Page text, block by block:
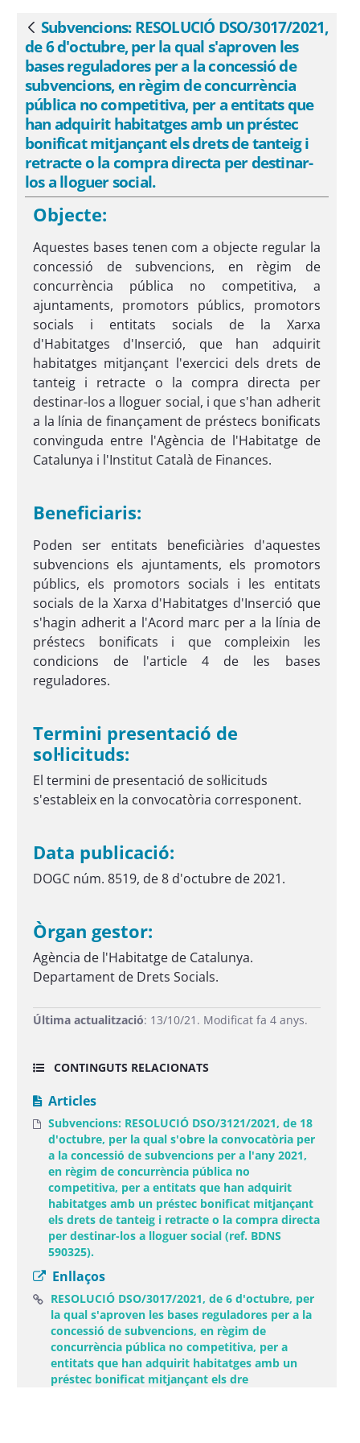
pública no competitiva, per a entitats
que han adquirit habitatges amb un
préstec bonificat mitjançant els drets de
tanteig i retracte o la compra directa
per destinar-los a lloguer social. - eSAM
Vés enrere
Subvencions: RESOLUCIÓ DSO/3017/2021,
de 6 d'octubre, per la qual s'aproven les
bases reguladores per a la concessió de
subvencions, en règim de concurrència
pública no competitiva, per a entitats que
han adquirit habitatges amb un préstec
bonificat mitjançant els drets de tanteig i
retracte o la compra directa per destinar-
los a lloguer social.
Objecte:
Aquestes bases tenen com a objecte regular la
concessió de subvencions, en règim de
concurrència pública no competitiva, a
ajuntaments, promotors públics, promotors
socials i entitats socials de la Xarxa
d'Habitatges d'Inserció, que han adquirit
habitatges mitjançant l'exercici dels drets de
tanteig i retracte o la compra directa per
destinar-los a lloguer social, i que s'han adherit
a la línia de finançament de préstecs bonificats
convinguda entre l'Agència de l'Habitatge de
Catalunya i l'Institut Català de Finances.
Beneficiaris:
Poden ser entitats beneficiàries d'aquestes
subvencions els ajuntaments, els promotors
públics, els promotors socials i les entitats
socials de la Xarxa d'Habitatges d'Inserció que
s'hagin adherit a l'Acord marc per a la línia de
préstecs bonificats i que compleixin les
condicions de l'article 4 de les bases
reguladores.
Termini presentació de
sol·licituds:
El termini de presentació de sol·licituds
s'estableix en la convocatòria corresponent.
Data publicació:
DOGC núm. 8519, de 8 d'octubre de 2021.
Òrgan gestor:
Agència de l'Habitatge de Catalunya.
Departament de Drets Socials.
Última actualització: 13/10/21. Modificat fa 4 anys.
CONTINGUTS RELACIONATS
Articles
Subvencions: RESOLUCIÓ DSO/3121/2021, de 18
d'octubre, per la qual s'obre la convocatòria per
a la concessió de subvencions per a l'any 2021,
en règim de concurrència pública no
competitiva, per a entitats que han adquirit
habitatges amb un préstec bonificat mitjançant
els drets de tanteig i retracte o la compra directa
per destinar-los a lloguer social (ref. BDNS
590325).
Enllaços
RESOLUCIÓ DSO/3017/2021, de 6 d'octubre, per
la qual s'aproven les bases reguladores per a la
concessió de subvencions, en règim de
concurrència pública no competitiva, per a
entitats que han adquirit habitatges amb un
préstec bonificat mitjançant els dre(Obre una finestra